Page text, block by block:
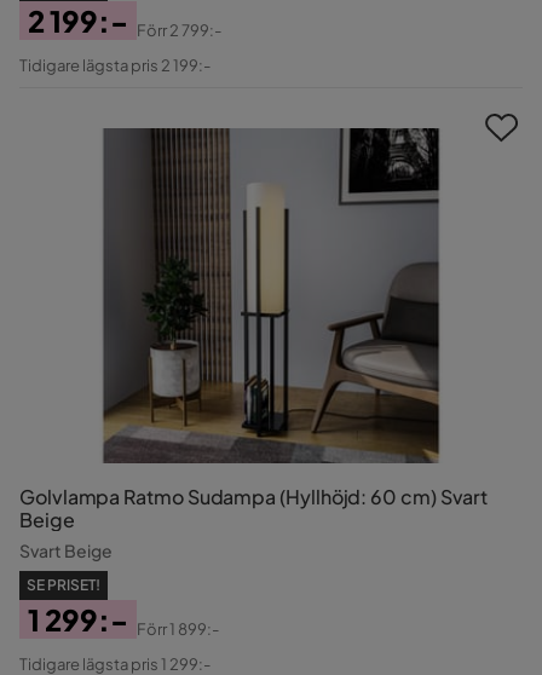
Pris
2 199:-
Original
Förr2 799:-
Tidigare lägsta pris 2 199:-
Golvlampa Ratmo Sudampa (Hyllhöjd: 60 cm) Svart
Beige
Svart Beige
SE PRISET!
Pris
1 299:-
Original
Förr1 899:-
Tidigare lägsta pris 1 299:-